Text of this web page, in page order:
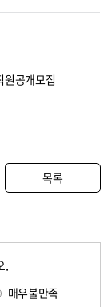
원공개모집
목록
.
매우불만족